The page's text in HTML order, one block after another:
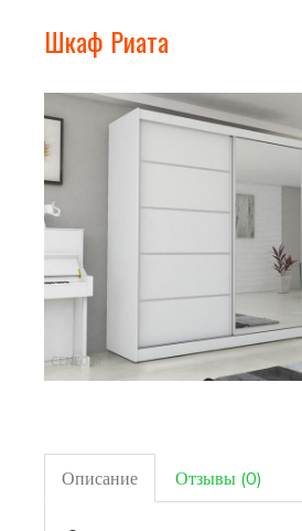
Шкаф Риата
Описание Отзывы (0)